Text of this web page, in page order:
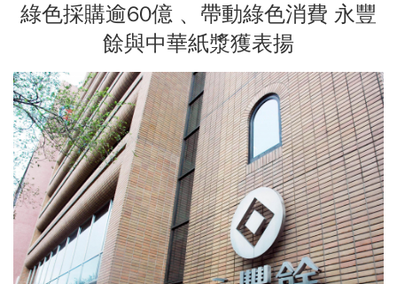
綠色採購逾60億 、帶動綠色消費 永豐
餘與中華紙漿獲表揚